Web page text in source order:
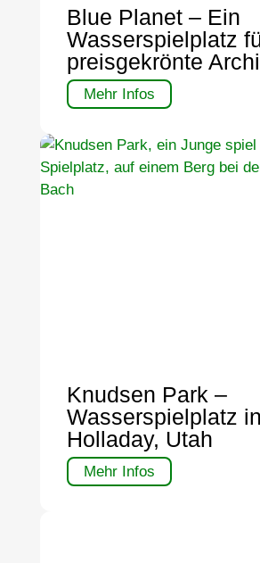
Blue Planet – Ein
Wasserspielplatz
preisgekrönte
Mehr Infos
Knudsen Park –
Wasserspielplatz in
Holladay, Utah
Mehr Infos